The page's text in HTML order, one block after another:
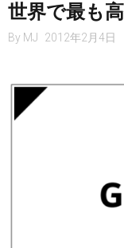
世界で最も
By MJ 2012年2月4日